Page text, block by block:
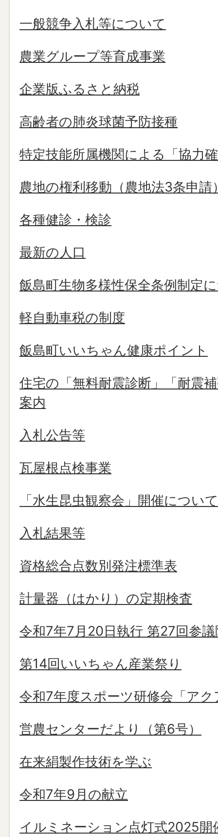
一般競争入札等について
農業グループ等育成事業
企業版ふるさと納税
高齢者の肺炎球菌予防接種
特定技能所属機関による「協力
農地の権利移動（農地法3条申請
各種健診・検診
最新の人口
飯島町生物多様性保全条例制定
軽自動車税の制度
飯島町いいちゃん健康ポイント
住宅の「無料耐震診断」「耐震
案内
入札公告等
瓦屋根点検事業
「水生昆虫観察会」開催について
入札結果等
資格総合点数別発注標準表
計量器（はかり）の定期検査
令和7年7月20日執行 第27回参
第14回いいちゃん産業祭り
令和7年度スポーツ研修会「ア
営農センターだより（第6号）
在来絹製作技術を学ぶ
令和7年9月の献立
イルミネーション点灯式2025開